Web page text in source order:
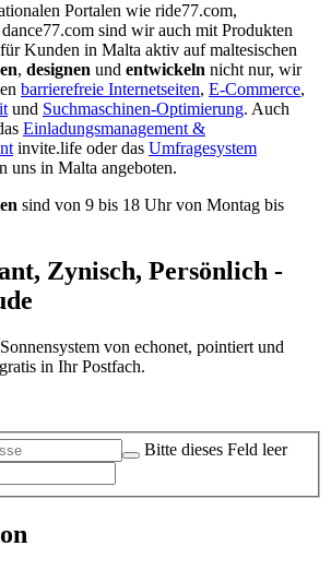
Portalen wie ride77.com,
sind wir auch mit Produkten
Kunden in Malta aktiv auf maltesischen
, designen und entwickeln nicht nur, wir
barrierefreie Internetseiten, E-Commerce,
und Suchmaschinen-Optimierung. Auch
Einladungsmanagement &
invite.life oder das Umfragesystem
uns in Malta angeboten.
sind von 9 bis 18 Uhr von Montag bis
Zynisch, Persönlich -
von echonet, pointiert und
in Ihr Postfach.
Bitte dieses Feld leer